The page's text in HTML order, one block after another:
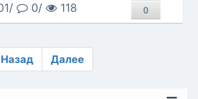
0/ 118 0
Назад Далее